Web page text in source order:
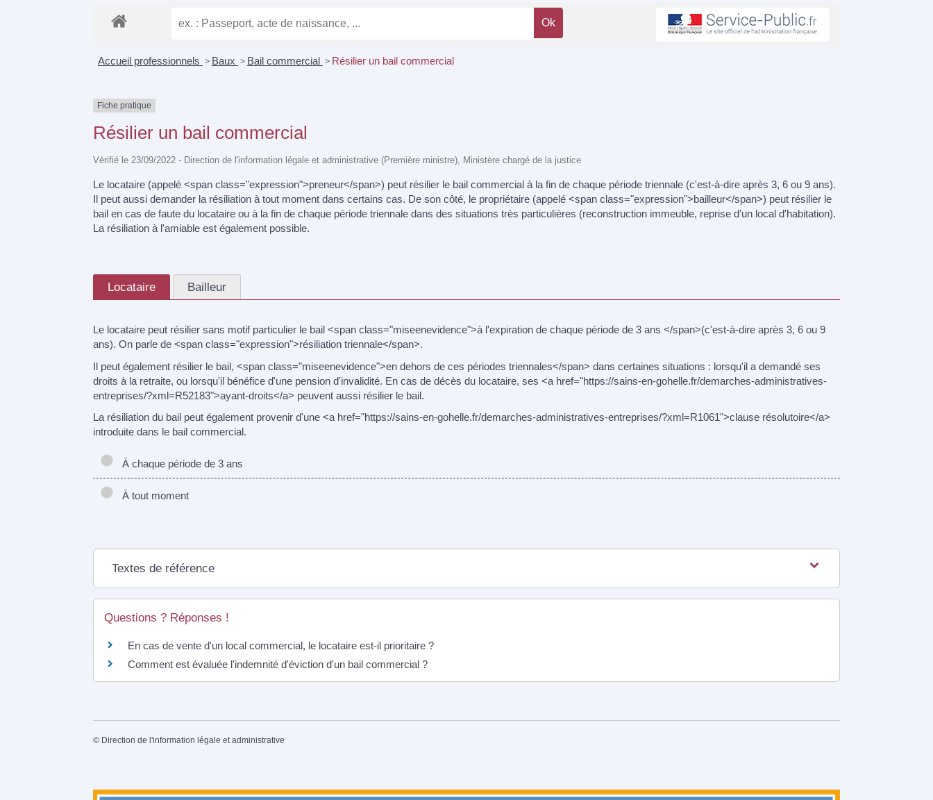
Accueil professionnels > Baux > Bail commercial > Résilier un bail commercial
Fiche pratique
Résilier un bail commercial
Vérifié le 23/09/2022 - Direction de l'information légale et administrative (Première ministre), Ministère chargé de la justice
Le locataire (appelé <span class="expression">preneur</span>) peut résilier le bail commercial à la fin de chaque période triennale (c'est-à-dire après 3, 6 ou 9 ans).
Il peut aussi demander la résiliation à tout moment dans certains cas. De son côté, le propriétaire (appelé <span class="expression">bailleur</span>) peut résilier le
bail en cas de faute du locataire ou à la fin de chaque période triennale dans des situations très particulières (reconstruction immeuble, reprise d'un local d'habitation).
La résiliation à l'amiable est également possible.
Locataire Bailleur
Le locataire peut résilier sans motif particulier le bail <span class="miseenevidence">à l'expiration de chaque période de 3 ans </span>(c'est-à-dire après 3, 6 ou 9
ans). On parle de <span class="expression">résiliation triennale</span>.
Il peut également résilier le bail, <span class="miseenevidence">en dehors de ces périodes triennales</span> dans certaines situations : lorsqu'il a demandé ses
droits à la retraite, ou lorsqu'il bénéfice d'une pension d'invalidité. En cas de décès du locataire, ses <a href="https://sains-en-gohelle.fr/demarches-administratives-
entreprises/?xml=R52183">ayant-droits</a> peuvent aussi résilier le bail.
La résiliation du bail peut également provenir d'une <a href="https://sains-en-gohelle.fr/demarches-administratives-entreprises/?xml=R1061">clause résolutoire</a>
introduite dans le bail commercial.
À chaque période de 3 ans
À tout moment
Textes de référence
Questions ? Réponses !
En cas de vente d'un local commercial, le locataire est-il prioritaire ?
Comment est évaluée l'indemnité d'éviction d'un bail commercial ?
© Direction de l'information légale et administrative